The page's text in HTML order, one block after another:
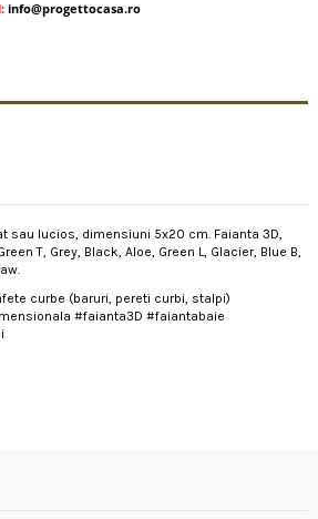
info@progettocasa.ro
sau lucios, dimensiuni 5x20 cm. Faianta 3D,
T, Grey, Black, Aloe, Green L, Glacier, Blue B,
curbe (baruri, pereti curbi, stalpi)
#faianta3D #faiantabaie